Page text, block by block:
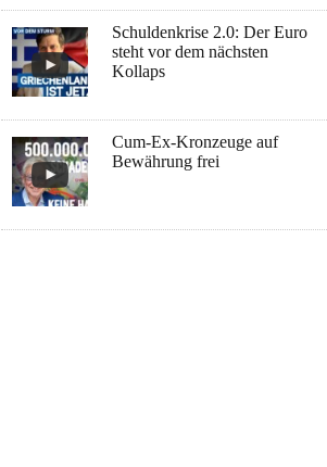
Schuldenkrise 2.0: Der Euro
steht vor dem nächsten
Kollaps
Cum-Ex-Kronzeuge auf
Bewährung frei